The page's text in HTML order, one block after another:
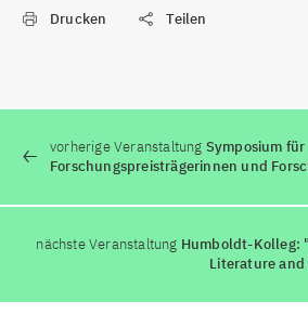
Drucken Teilen
vorherige Veranstaltung Symposium für
Forschungspreisträgerinnen und
nächste Veranstaltung Humboldt-Kolleg:
Literature